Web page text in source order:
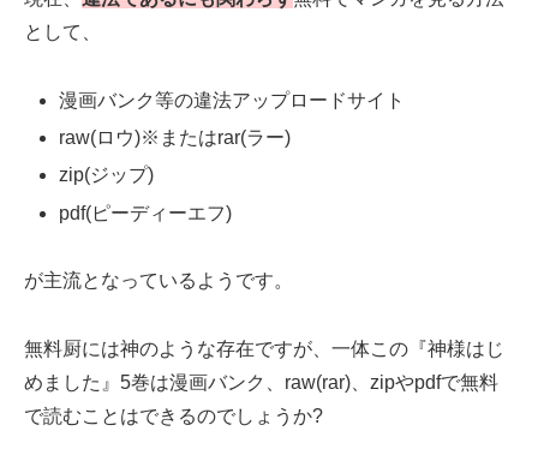
として、
漫画バンク等の違法アップロードサイト
raw(ロウ)※またはrar(ラー)
zip(ジップ)
pdf(ピーディーエフ)
が主流となっているようです。
無料厨には神のような存在ですが、一体この『神様はじ
めました』5巻は漫画バンク、raw(rar)、zipやpdfで無料
で読むことはできるのでしょうか?